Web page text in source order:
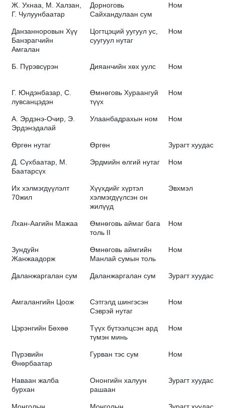
Ж. Ухнаа, М. Халзан,
Г. Чулуунбаатар
Дорноговь
Сайхандулаан сум
Ном
Данзанноровын Хүү
Банзрагчийн
Амгалан
Цогтцэций уугуул ус,
суугуул нутаг
Ном
Б. Пүрэвсүрэн Дияанчийн хөх уулс Ном
Г. Юндэнбазар, С.
лувсанцэдэн
Өмнөговь Хураангуй
түүх
Ном
А. Эрдэнэ-Очир, Э.
Эрдэнэдалай
Улаанбадрахын ном Ном
Өргөн нутаг Өргөн Зурагт хуудас
Д. Сүхбаатар, М.
Баатарсүх
Эрдмийн өлгий нутаг Ном
Их хэлмэгдүүлэлт
70жил
Хүүхдийг хүртэл
хэлмэгдүүлсэн он
жилүүд
Эвхмэл
Лхан-Аагийн Мажаа
Өмнөговь аймаг бага
толь II
Ном
Зундуйн
Жанжаадорж
Өмнөговь аймгийн
Манлай сумын толь
Ном
Даланжаргалан сум Даланжаргалан сум Зурагт хуудас
Амгалангийн Цоож
Сэтгэлд шингэсэн
Сэврэй нутаг
Ном
Цэрэнгийн Бөхөө
Түүх бүтээлцсэн ард
түмэн минь
Ном
Пүрэвийн
Өнөрбаатар
Гурван тэс сум Ном
Наваан жалба
бурхан
Ононгийн халуун
рашаан
Зурагт хуудас
Монголын Монголын Зурагт хуудас